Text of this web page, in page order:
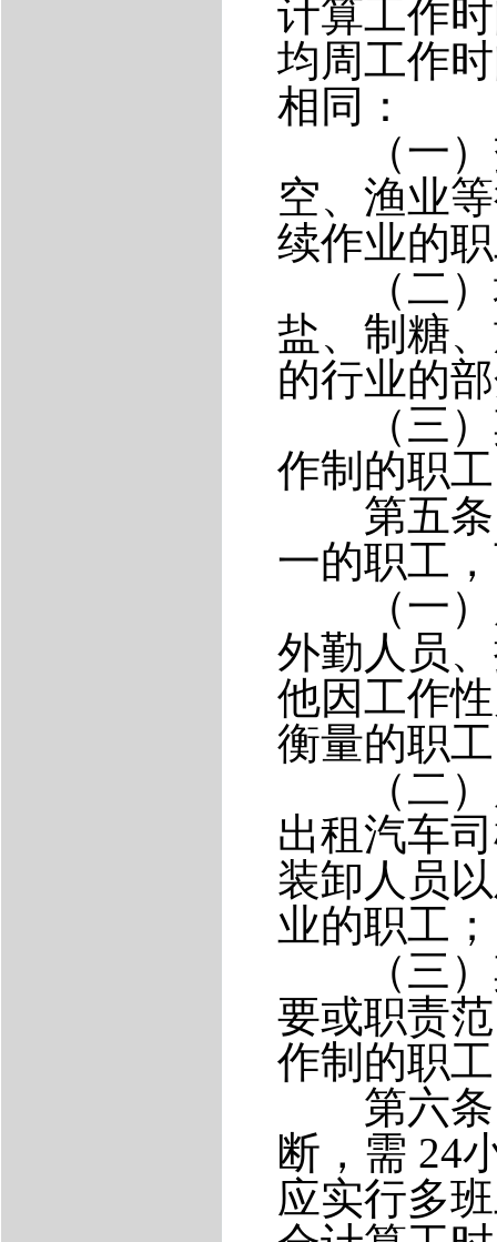
计算工作
均周工作
相同：
（一）
空、渔业
续作业的
（二）
盐、制糖
的行业的
（三）
作制的职
第五条
一的职工
（一）
外勤人员
他因工作
衡量的职
（二）
出租汽车
装卸人员
业的职工；
（三）
要或职责
作制的职
第六条
断，需 24
应实行多